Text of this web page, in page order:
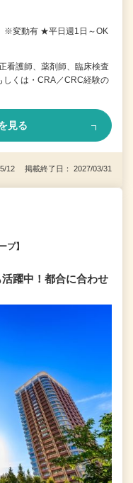
※変動有 ★平日週1日～OK
看護師、薬剤師、臨床検査
しくは・CRA／CRC経験の
見る
12 掲載終了日： 2027/03/31
プ】
躍中！都合に合わせ